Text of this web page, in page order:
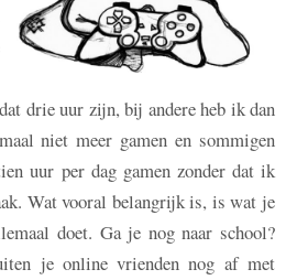
drie uur zijn, bij andere heb ik dan
niet meer gamen en sommigen
uur per dag gamen zonder dat ik
Wat vooral belangrijk is, is wat je
doet. Ga je nog naar school?
je online vrienden nog af met